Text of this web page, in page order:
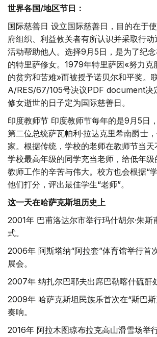
世界各国/地区节日：
国际慈善日 设立国际慈善日，目的在于
府组织、利益攸关者有所认识并采取行
活动帮助他人。选择9月5日，是为了纪
的特里萨修女。1979年特里萨因«努力克
的贫穷和苦难»而被授予诺贝尔和平奖。
A/RES/67/105号决议PDF document决
修女逝世的日子定为国际慈善日。
印度教师节 印度教师节每年的是9月5日
第二位总统萨瓦帕利·拉达克里希南爵士
家。根据传统，学校的老师在教师节当
学校最高年级的同学充当老师，给低年
教师工作的辛苦与伟大。校方也会根据“
他们打分，评出最佳学生“老师”。
这一天在哈萨克斯坦历史上
2001年 巴甫洛达尔市举行玛什胡尔·朱斯
式。
2006年 阿斯塔纳“阿拉套”体育馆举行首
展会。
2007年 纳扎尔巴耶夫出席巴勒喀什硫酐
2009年 哈萨克斯坦民族乐首次在“斯巴
奏响。
2016年 阿拉木图琼布拉克高山滑雪场举